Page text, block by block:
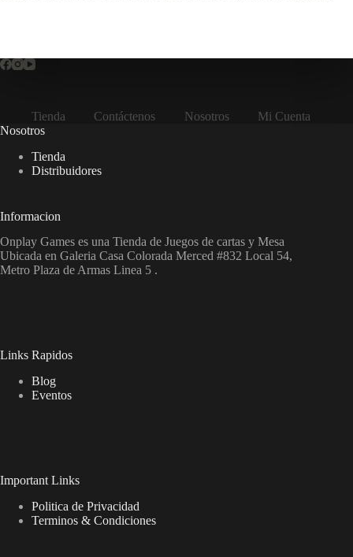
Tienda Contáctenos Nosotros
Mi Cuenta
Nosotros
Tienda
Distribuidores
Informacion
Onplay Games es una Tienda de Juegos de cartas y Mesa
Ubicada en Galeria Casa Colorada Merced #832 Local 54,
Metro Plaza de Armas Linea 5 .
Links Rapidos
Blog
Eventos
Important Links
Politica de Privacidad
Terminos & Condiciones